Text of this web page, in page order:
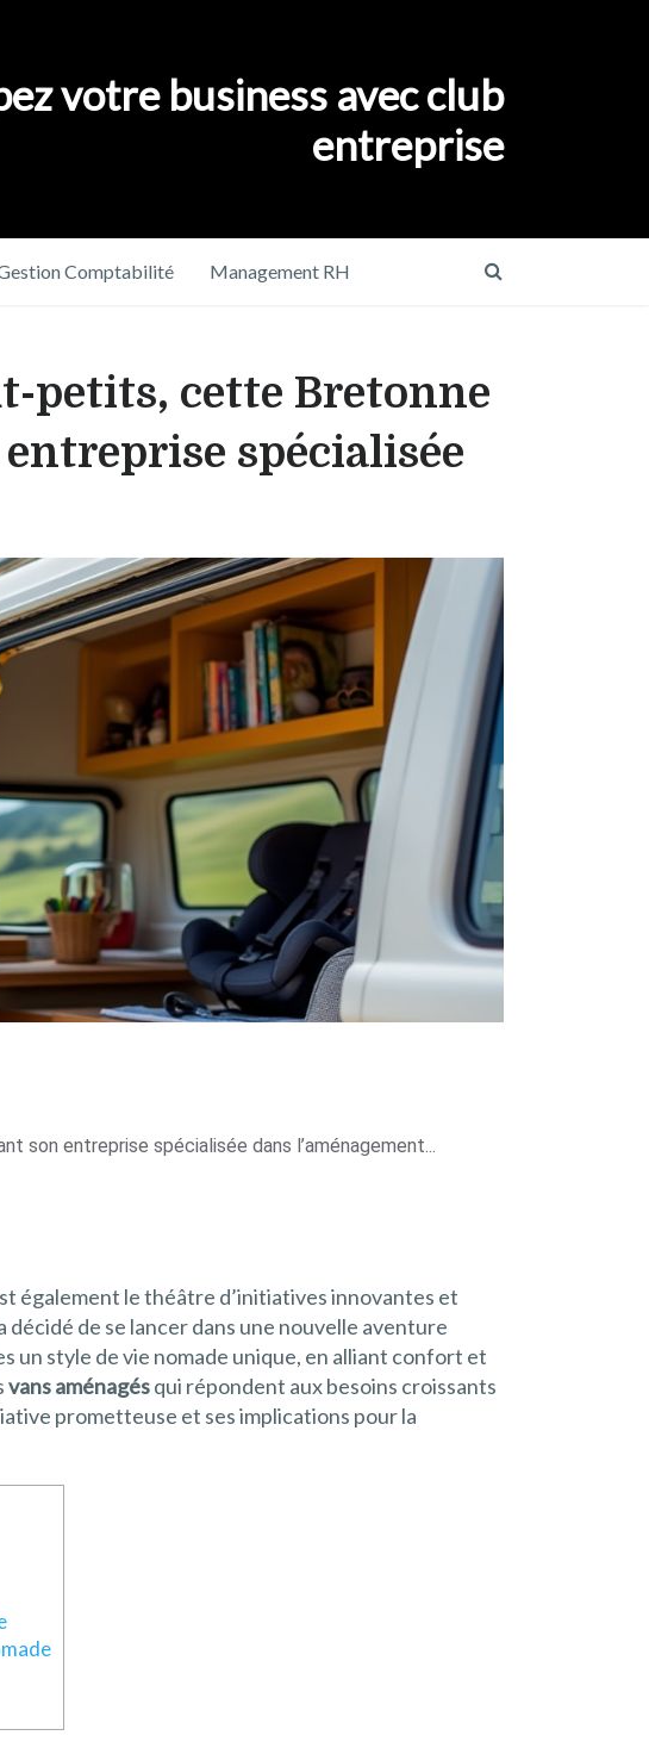
votre business avec club
entreprise
Comptabilité Management RH
petits, cette Bretonne
spécialisée
son entreprise spécialisée dans l’aménagement...
également le théâtre d’initiatives innovantes et
de se lancer dans une nouvelle aventure
un style de vie nomade unique, en alliant confort et
vans aménagésqui répondent aux besoins croissants
prometteuse et ses implications pour la